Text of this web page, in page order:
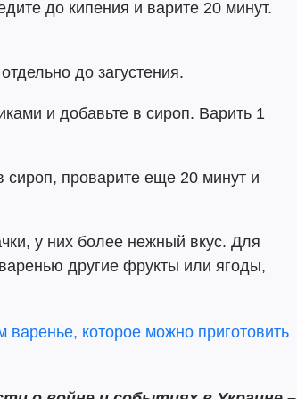
до кипения и варите 20 минут.
до загустения.
и добавьте в сироп. Варить 1
сироп, проварите еще 20 минут и
у них более нежный вкус. Для
другие фрукты или ягоды,
варенье, которое можно приготовить